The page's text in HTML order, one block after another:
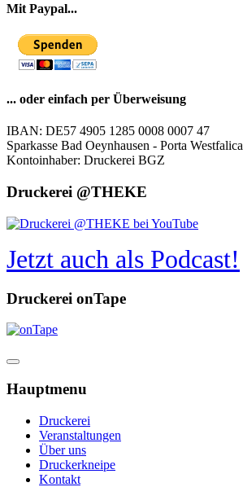
Mit Paypal...
... oder einfach per Überweisung
IBAN: DE57 4905 1285 0008 0007 47
Sparkasse Bad Oeynhausen - Porta Westfalica
Kontoinhaber: Druckerei BGZ
Druckerei @THEKE
Jetzt auch als Podcast!
Druckerei onTape
Hauptmenu
Druckerei
Veranstaltungen
Über uns
Druckerkneipe
Kontakt